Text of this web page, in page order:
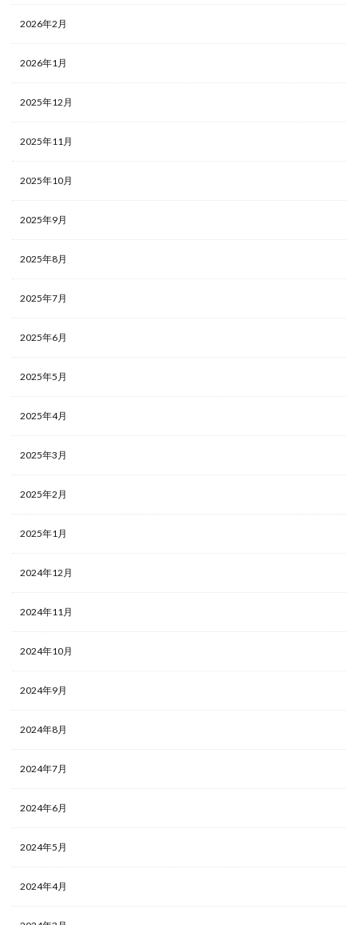
2026年2月
2026年1月
2025年12月
2025年11月
2025年10月
2025年9月
2025年8月
2025年7月
2025年6月
2025年5月
2025年4月
2025年3月
2025年2月
2025年1月
2024年12月
2024年11月
2024年10月
2024年9月
2024年8月
2024年7月
2024年6月
2024年5月
2024年4月